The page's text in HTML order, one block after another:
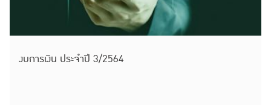
งบการเงิน ประจำปี 3/2564